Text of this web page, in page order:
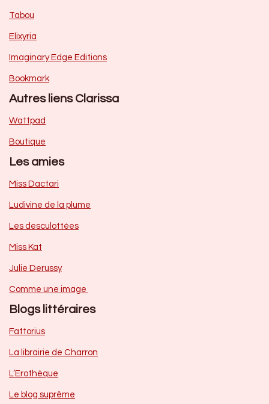
Tabou
Elixyria
Imaginary Edge Editions
Bookmark
Autres liens Clarissa
Wattpad
Boutique
Les amies
Miss Dactari
Ludivine de la plume
Les desculottées
Miss Kat
Julie Derussy
Comme une image
Blogs littéraires
Fattorius
La librairie de Charron
L’Erothèque
Le blog suprême